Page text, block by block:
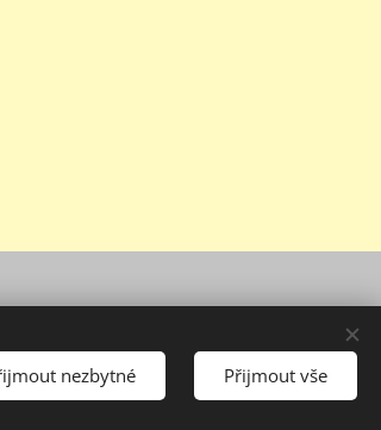
nezbytné Přijmout vše